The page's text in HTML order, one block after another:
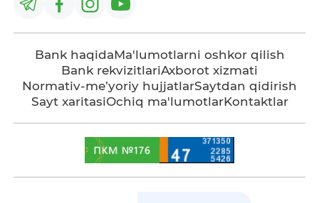
Bank haqidaMa'lumotlarni oshkor qilish
Bank rekvizitlariAxborot xizmati
Normativ-me’yoriy hujjatlarSaytdan qidirish
Sayt xaritasiOchiq ma'lumotlarKontaktlar